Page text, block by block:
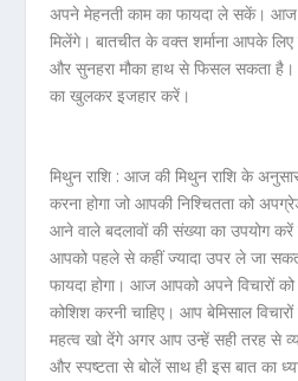
अपने मेहनती काम का फायदा ले सकें।
मिलेंगे। बातचीत के वक्त शर्माना आपके लिए
और सुनहरा मौका हाथ से फिसल सकता
का खुलकर इजहार करें।
मिथुन राशि :आज की मिथुन राशि के
करना होगा जो आपकी निश्चितता को
आने वाले बदलावों की संख्या का उपयोग
आपको पहले से कहीं ज्यादा उपर ले जा
फायदा होगा। आज आपको अपने विचारों
कोशिश करनी चाहिए। आप बेमिसाल
महत्व खो देंगे अगर आप उन्हें सही तरह से
और स्पष्टता से बोलें साथ ही इस बात का